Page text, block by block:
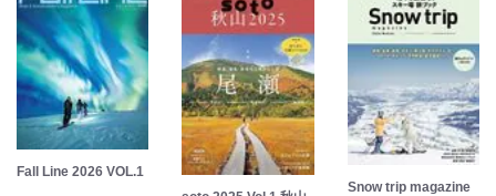
Fall Line 2026 VOL.1
Snow trip magazine